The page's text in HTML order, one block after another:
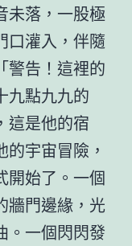
未落，一股極
口灌入，伴隨
警告！這裡的
九點九九的
這是他的宿
宇宙冒險，
開始了。一個
牆門邊緣，光
。一個閃閃發